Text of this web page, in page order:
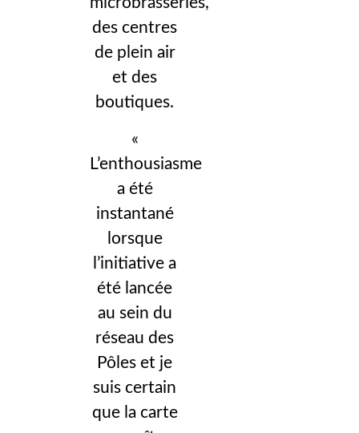
des centres
de plein air
et des
boutiques.
«
L’enthousiasme
a été
instantané
lorsque
l’initiative a
été lancée
au sein du
réseau des
Pôles et je
suis certain
que la carte